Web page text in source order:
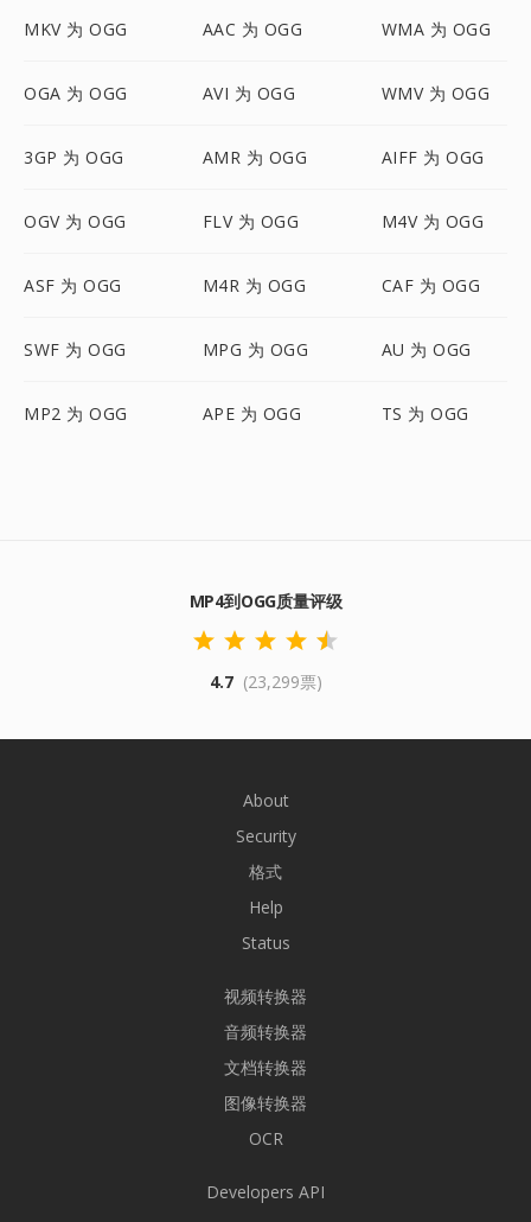
MKV 为 OGG AAC 为 OGG WMA 为 OGG
OGA 为 OGG AVI 为 OGG WMV 为 OGG
3GP 为 OGG AMR 为 OGG AIFF 为 OGG
OGV 为 OGG FLV 为 OGG M4V 为 OGG
ASF 为 OGG M4R 为 OGG CAF 为 OGG
SWF 为 OGG MPG 为 OGG AU 为 OGG
MP2 为 OGG APE 为 OGG TS 为 OGG
MP4到OGG质量评级
4.7 (23,299票)
About
Security
格式
Help
Status
视频转换器
音频转换器
文档转换器
图像转换器
OCR
Developers API